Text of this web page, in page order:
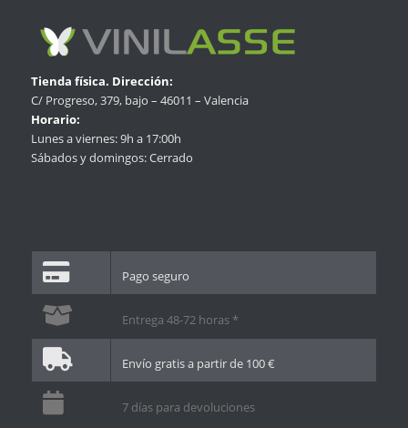
Tienda física. Dirección:
C/ Progreso, 379, bajo – 46011 – Valencia
Horario:
Lunes a viernes: 9h a 17:00h
Sábados y domingos: Cerrado
Pago seguro
Entrega 48-72 horas *
Envío gratis a partir de 100 €
7 días para devoluciones